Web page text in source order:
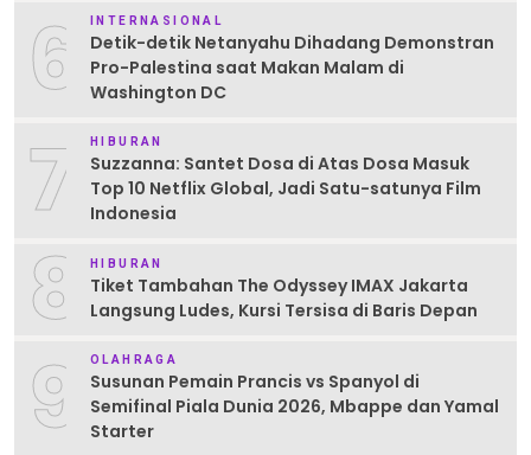
6 INTERNASIONAL
Detik-detik Netanyahu Dihadang Demonstran
Pro-Palestina saat Makan Malam di
Washington DC
7 HIBURAN
Suzzanna: Santet Dosa di Atas Dosa Masuk
Top 10 Netflix Global, Jadi Satu-satunya Film
Indonesia
8 HIBURAN
Tiket Tambahan The Odyssey IMAX Jakarta
Langsung Ludes, Kursi Tersisa di Baris Depan
9 OLAHRAGA
Susunan Pemain Prancis vs Spanyol di
Semifinal Piala Dunia 2026, Mbappe dan Yamal
Starter